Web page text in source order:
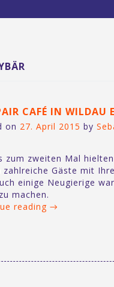
Termine
& Impressum
CAFÉ IN WILDAU
on 27. April 2015 by
zum zweiten Mal
zahlreiche Gäste mit
einige Neugierige
machen.
reading →